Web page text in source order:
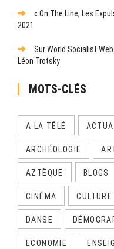
« On The Line, Les
2021
Sur World Socialist
Léon Trotsky
MOTS-CLÉS
A LA TÉLÉ
ARCHÉOLOGIE
AZTÈQUE BLOGS
CINÉMA CULTURE
DANSE
ECONOMIE